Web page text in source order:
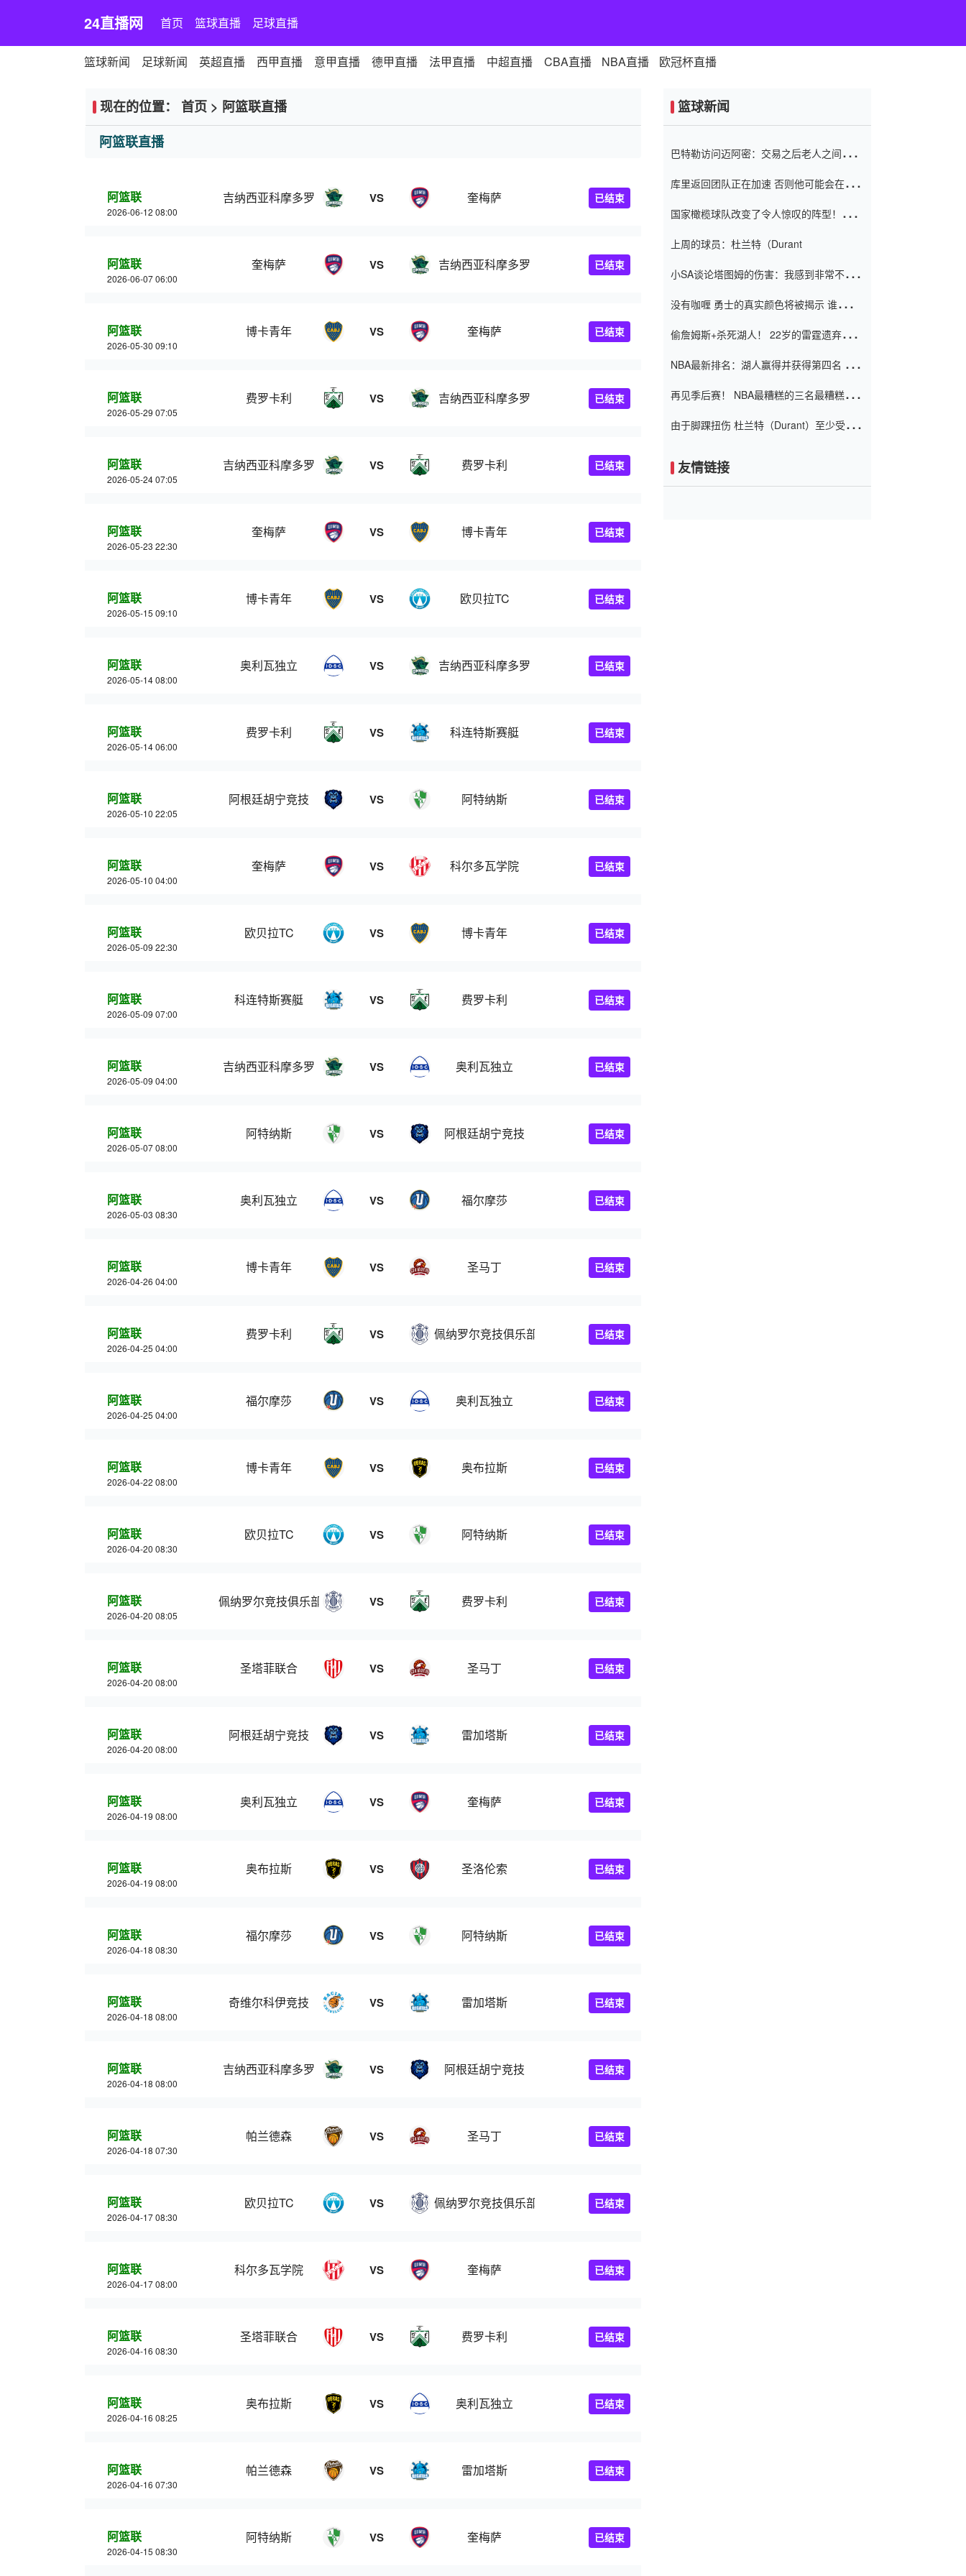
24直播网 首页 篮球直播 足球直播
篮球新闻 足球新闻 英超直播 西甲直播 意甲直播 德甲直播 法甲直播 中超直播 CBA直播 NBA直播 欧冠杯直播
现在的位置： 首页 > 阿篮联直播
阿篮联直播
阿篮联
2026-06-12 08:00
吉纳西亚科摩多罗 VS 奎梅萨 已结束
阿篮联
2026-06-07 06:00
奎梅萨 VS 吉纳西亚科摩多罗 已结束
阿篮联
2026-05-30 09:10
博卡青年 VS 奎梅萨 已结束
阿篮联
2026-05-29 07:05
费罗卡利 VS 吉纳西亚科摩多罗 已结束
阿篮联
2026-05-24 07:05
吉纳西亚科摩多罗 VS 费罗卡利 已结束
阿篮联
2026-05-23 22:30
奎梅萨 VS 博卡青年 已结束
阿篮联
2026-05-15 09:10
博卡青年 VS 欧贝拉TC 已结束
阿篮联
2026-05-14 08:00
奥利瓦独立 VS 吉纳西亚科摩多罗 已结束
阿篮联
2026-05-14 06:00
费罗卡利 VS 科连特斯赛艇 已结束
阿篮联
2026-05-10 22:05
阿根廷胡宁竞技 VS 阿特纳斯 已结束
阿篮联
2026-05-10 04:00
奎梅萨 VS 科尔多瓦学院 已结束
阿篮联
2026-05-09 22:30
欧贝拉TC VS 博卡青年 已结束
阿篮联
2026-05-09 07:00
科连特斯赛艇 VS 费罗卡利 已结束
阿篮联
2026-05-09 04:00
吉纳西亚科摩多罗 VS 奥利瓦独立 已结束
阿篮联
2026-05-07 08:00
阿特纳斯 VS 阿根廷胡宁竞技 已结束
阿篮联
2026-05-03 08:30
奥利瓦独立 VS 福尔摩莎 已结束
阿篮联
2026-04-26 04:00
博卡青年 VS 圣马丁 已结束
阿篮联
2026-04-25 04:00
费罗卡利 VS 佩纳罗尔竞技俱乐部 已结束
阿篮联
2026-04-25 04:00
福尔摩莎 VS 奥利瓦独立 已结束
阿篮联
2026-04-22 08:00
博卡青年 VS 奥布拉斯 已结束
阿篮联
2026-04-20 08:30
欧贝拉TC VS 阿特纳斯 已结束
阿篮联
2026-04-20 08:05
佩纳罗尔竞技俱乐部 VS 费罗卡利 已结束
阿篮联
2026-04-20 08:00
圣塔菲联合 VS 圣马丁 已结束
阿篮联
2026-04-20 08:00
阿根廷胡宁竞技 VS 雷加塔斯 已结束
阿篮联
2026-04-19 08:00
奥利瓦独立 VS 奎梅萨 已结束
阿篮联
2026-04-19 08:00
奥布拉斯 VS 圣洛伦索 已结束
阿篮联
2026-04-18 08:30
福尔摩莎 VS 阿特纳斯 已结束
阿篮联
2026-04-18 08:00
奇维尔科伊竞技 VS 雷加塔斯 已结束
阿篮联
2026-04-18 08:00
吉纳西亚科摩多罗 VS 阿根廷胡宁竞技 已结束
阿篮联
2026-04-18 07:30
帕兰德森 VS 圣马丁 已结束
阿篮联
2026-04-17 08:30
欧贝拉TC VS 佩纳罗尔竞技俱乐部 已结束
阿篮联
2026-04-17 08:00
科尔多瓦学院 VS 奎梅萨 已结束
阿篮联
2026-04-16 08:30
圣塔菲联合 VS 费罗卡利 已结束
阿篮联
2026-04-16 08:25
奥布拉斯 VS 奥利瓦独立 已结束
阿篮联
2026-04-16 07:30
帕兰德森 VS 雷加塔斯 已结束
阿篮联
2026-04-15 08:30
阿特纳斯 VS 奎梅萨 已结束
篮球新闻
巴特勒访问迈阿密：交易之后老人之间的第
库里返回团队正在加速 否则他可能会在下
起了人们的关注
国家橄榄球队改变了令人惊叹的阵型！伊万
上周的球员：杜兰特（Durant
小SA谈论塔图姆的伤害：我感到非常不舒
没有咖喱 勇士的真实颜色将被揭示 谁注意
偷詹姆斯+杀死湖人！ 22岁的雷霆遗弃儿子
亿元人民币的合同
NBA最新排名：湖人赢得并获得第四名 小
再见季后赛！ NBA最糟糕的三名最糟糕的
由于脚踝扭伤 杜兰特（Durant）至少受伤
友情链接